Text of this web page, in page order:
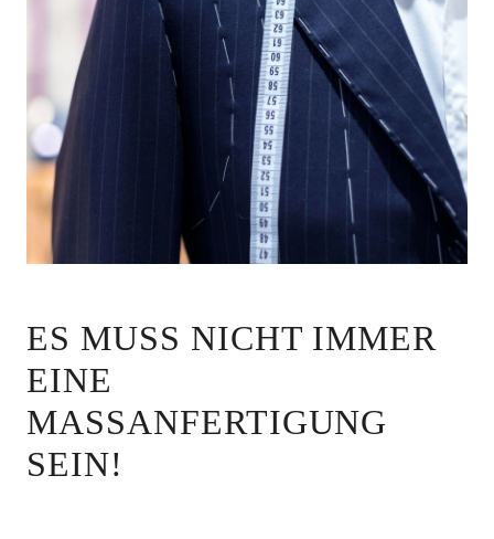
ES MUSS NICHT IMMER
EINE
MASSANFERTIGUNG S
EIN!